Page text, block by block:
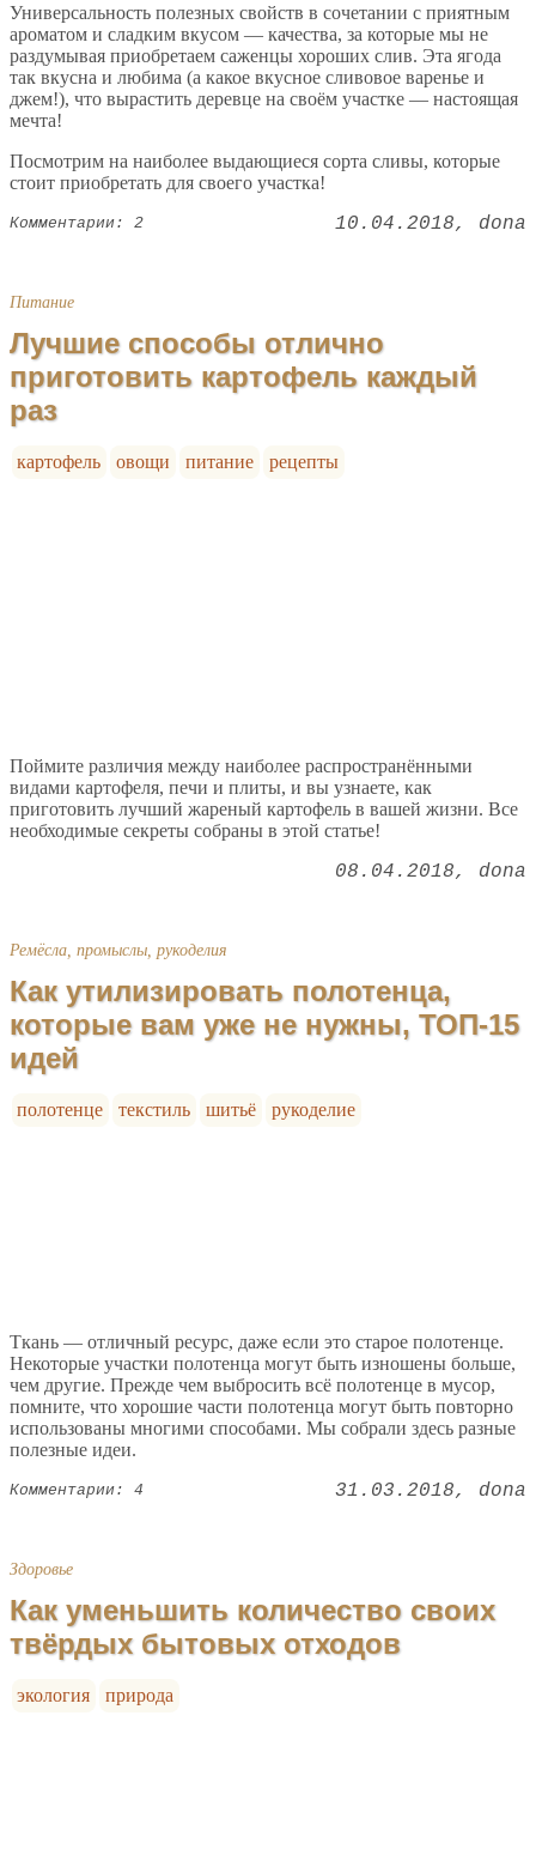
Универсальность полезных свойств в сочетании с приятным
ароматом и сладким вкусом — качества, за которые мы не
раздумывая приобретаем саженцы хороших слив. Эта ягода
так вкусна и любима (а какое вкусное сливовое варенье и
джем!), что вырастить деревце на своём участке — настоящая
мечта!
Посмотрим на наиболее выдающиеся сорта сливы, которые
стоит приобретать для своего участка!
Комментарии: 2 10.04.2018 dona
Питание
Лучшие способы отлично
приготовить картофель каждый
раз
картофель овощи питание рецепты
Поймите различия между наиболее распространёнными
видами картофеля, печи и плиты, и вы узнаете, как
приготовить лучший жареный картофель в вашей жизни. Все
необходимые секреты собраны в этой статье!
08.04.2018 dona
Ремёсла, промыслы, рукоделия
Как утилизировать полотенца,
которые вам уже не нужны, ТОП-15
идей
полотенце текстиль шитьё рукоделие
Ткань — отличный ресурс, даже если это старое полотенце.
Некоторые участки полотенца могут быть изношены больше,
чем другие. Прежде чем выбросить всё полотенце в мусор,
помните, что хорошие части полотенца могут быть повторно
использованы многими способами. Мы собрали здесь разные
полезные идеи.
Комментарии: 4 31.03.2018 dona
Здоровье
Как уменьшить количество своих
твёрдых бытовых отходов
экология природа